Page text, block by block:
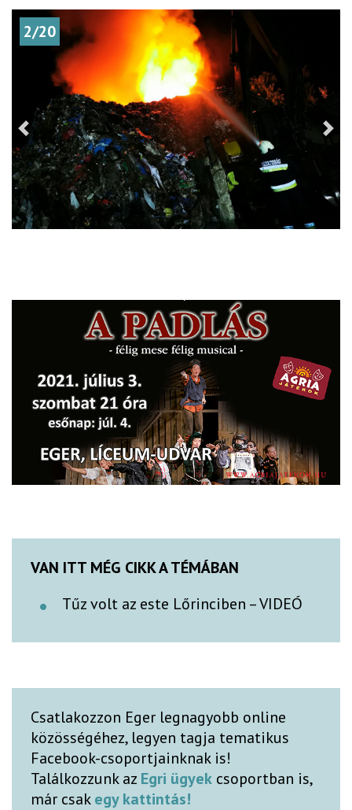
2/20
Previous
VAN ITT MÉG CIKK A TÉMÁBAN
Tűz volt az este Lőrinciben – VIDEÓ
Csatlakozzon Eger legnagyobb online
közösségéhez, legyen tagja tematikus
Facebook-csoportjainknak is!
Találkozzunk az Egri ügyek csoportban is,
már csakegy kattintás!